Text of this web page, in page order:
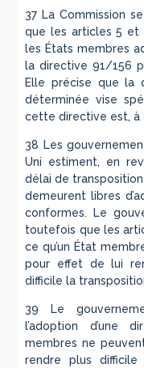
37 La Commission
que les articles 5 et
les États membres
la directive 91/156
Elle précise que la
déterminée vise
cette directive est, à
38 Les
Uni estiment, en
délai de
demeurent libres
conformes. Le
toutefois que les
ce qu’un État
pour effet de lui
difficile la
39 Le
l’adoption d’une
membres ne
rendre plus difficile